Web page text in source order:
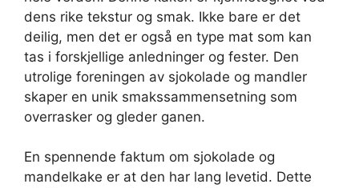
dens rike tekstur og smak. Ikke bare er det
deilig, men det er også en type mat som kan
tas i forskjellige anledninger og fester. Den
utrolige foreningen av sjokolade og mandler
skaper en unik smakssammensetning som
overrasker og gleder ganen.
En spennende faktum om sjokolade og
mandelkake er at den har lang levetid. Dette